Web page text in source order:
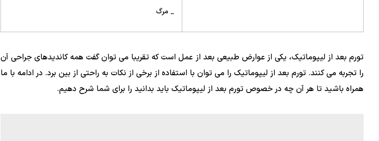
_ مرگ
تورم بعد از لیپوماتیک، یکی از عوارض طبیعی بعد از عمل است که تقریبا می توان گفت همه کاندیدهای جراحی آن
را تجربه می کنند. تورم بعد از لیپوماتیک را می توان با استفاده از برخی از نکات به راحتی از بین برد. در ادامه با ما
همراه باشید تا هر آن چه در خصوص تورم بعد از لیپوماتیک باید بدانید را برای شما شرح دهیم.